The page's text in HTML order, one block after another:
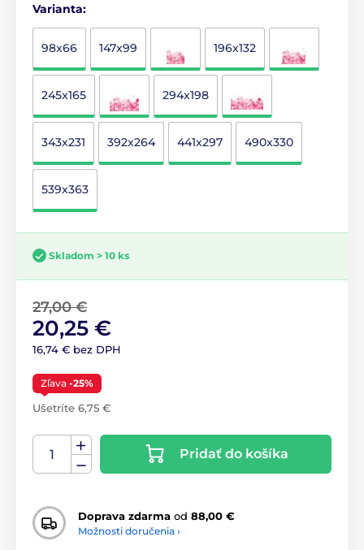
Varianta:
98x66 147x99 196x132
245x165 294x198
343x231 392x264 441x297 490x330
539x363
Skladom > 10 ks
27,00 €
20,25 €
16,74 € bez DPH
Zľava -25%
Ušetríte 6,75 €
Pridať do košíka
Doprava zdarma od 88,00 €
Možnosti doručenia ›